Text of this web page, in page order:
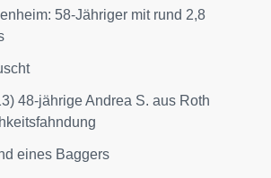
58-Jähriger mit rund 2,8
48-jährige Andrea S. aus Roth
eines Baggers